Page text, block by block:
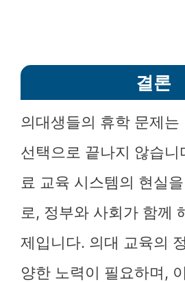
결론
의대생들의 휴학 문제는
선택으로 끝나지 않습니
료 교육 시스템의 현실
로, 정부와 사회가 함께
제입니다. 의대 교육의
양한 노력이 필요하며,